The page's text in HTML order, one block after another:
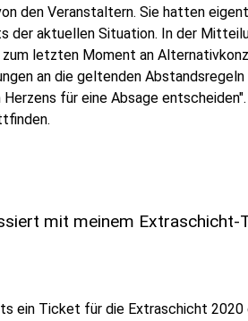
den Veranstaltern. Sie hatten
der aktuellen Situation. In der
zum letzten Moment an
an die geltenden
Herzens für eine Absage
mit meinem Extraschicht-
ein Ticket für die Extraschicht 2020